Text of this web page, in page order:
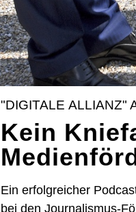
"DIGITALE ALLIANZ"
Kein
Ein erfolgreicher
bei den Journalismus-